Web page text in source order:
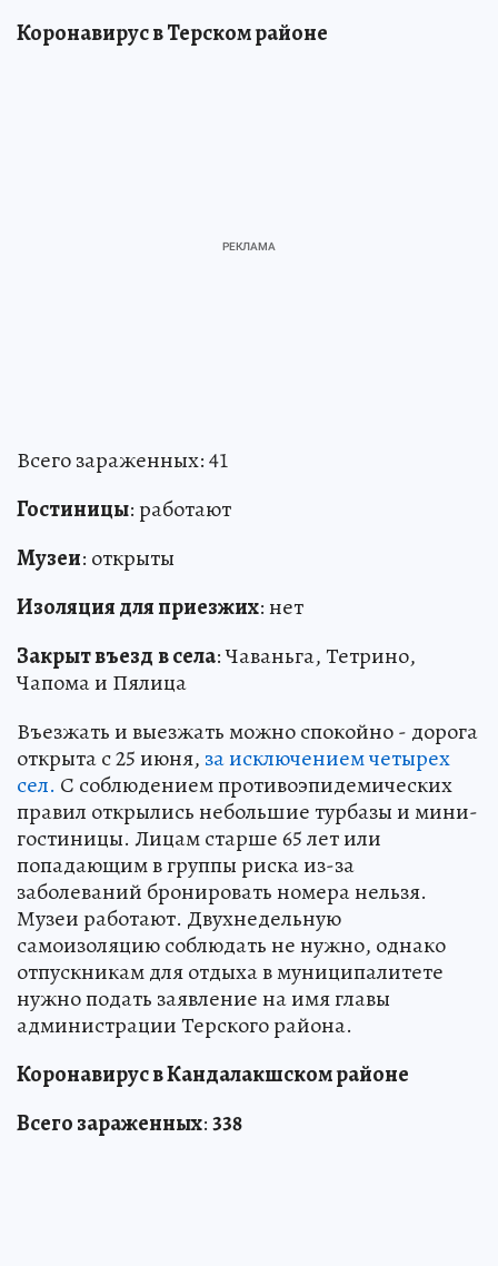
Коронавирус в Терском районе
Всего зараженных: 41
Гостиницы: работают
Музеи: открыты
Изоляция для приезжих: нет
Закрыт въездв села: Чаваньга, Тетрино,
Чапома и Пялица
Въезжать и выезжать можно спокойно - дорога
открыта с 25 июня, за исключением четырех
сел. С соблюдением противоэпидемических
правил открылись небольшие турбазы и мини-
гостиницы. Лицам старше 65 лет или
попадающим в группы риска из-за
заболеваний бронировать номера нельзя.
Музеи работают. Двухнедельную
самоизоляцию соблюдать не нужно, однако
отпускникам для отдыха в муниципалитете
нужно подать заявление на имя главы
администрации Терского района.
Коронавирус в Кандалакшском районе
Всего зараженных:338